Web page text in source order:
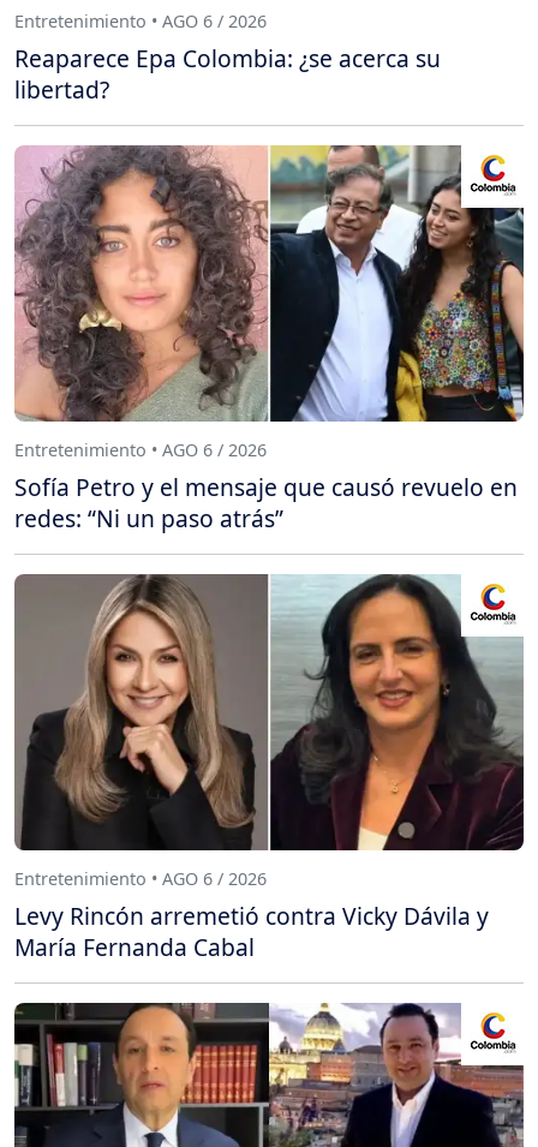
Entretenimiento • AGO 6 / 2026
Reaparece Epa Colombia: ¿se acerca su
libertad?
Entretenimiento • AGO 6 / 2026
Sofía Petro y el mensaje que causó revuelo en
redes: “Ni un paso atrás”
Entretenimiento • AGO 6 / 2026
Levy Rincón arremetió contra Vicky Dávila y
María Fernanda Cabal